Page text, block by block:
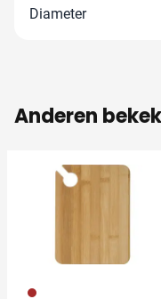
Diameter
Anderen
011